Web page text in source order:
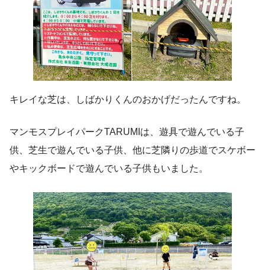
キレイな芝は、しばかりくんのおかげだったんですね。
マンモスプレイパークTARUMIは、遊具で遊んでいる子
供、芝生で遊んでいる子供、他に芝隣りの歩道でスケボー
やキックボードで遊んでいる子供もいました。